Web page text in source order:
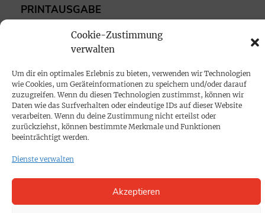
Cookie-Zustimmung
verwalten
Um dir ein optimales Erlebnis zu bieten, verwenden wir Technologien
wie Cookies, um Geräteinformationen zu speichern und/oder darauf
zuzugreifen. Wenn du diesen Technologien zustimmst, können wir
Daten wie das Surfverhalten oder eindeutige IDs auf dieser Website
verarbeiten. Wenn du deine Zustimmung nicht erteilst oder
zurückziehst, können bestimmte Merkmale und Funktionen
beeinträchtigt werden.
Dienste verwalten
Akzeptieren
PRINTAUSGABE
Mediadaten
Impressum
SPENDEN
Datenschutz
KONTAKT